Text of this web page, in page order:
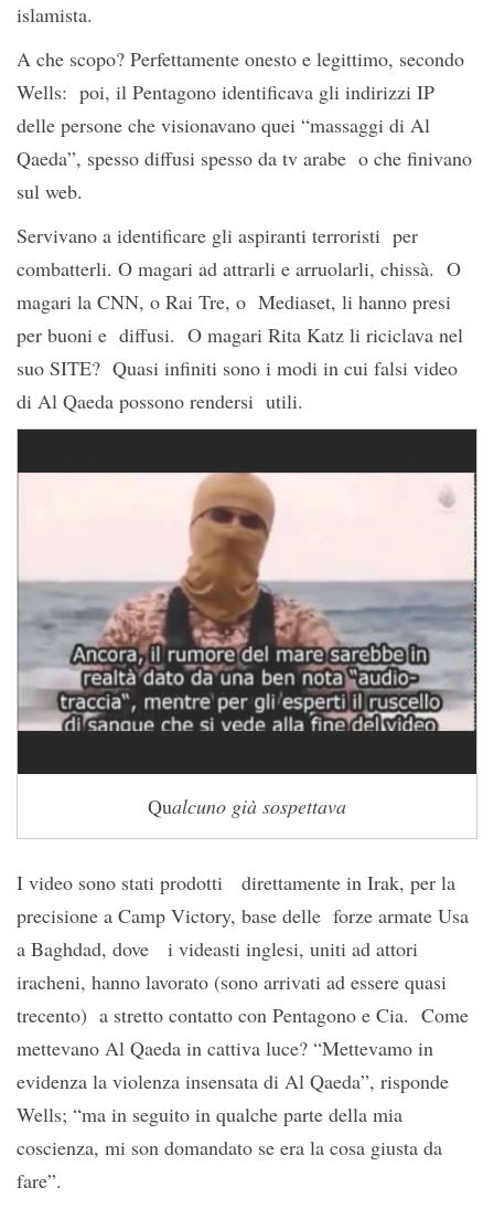
islamista.
A che scopo? Perfettamente onesto e legittimo, secondo
Wells: poi, il Pentagono identificava gli indirizzi IP
delle persone che visionavano quei “massaggi di Al
Qaeda”, spesso diffusi spesso da tv arabe o che finivano
sul web.
Servivano a identificare gli aspiranti terroristi per
combatterli. O magari ad attrarli e arruolarli, chissà. O
magari la CNN, o Rai Tre, o Mediaset, li hanno presi
per buoni e diffusi. O magari Rita Katz li riciclava nel
suo SITE? Quasi infiniti sono i modi in cui falsi video
di Al Qaeda possono rendersi utili.
Qualcuno già sospettava
I video sono stati prodotti direttamente in Irak, per la
precisione a Camp Victory, base delle forze armate Usa
a Baghdad, dove i videasti inglesi, uniti ad attori
iracheni, hanno lavorato (sono arrivati ad essere quasi
trecento) a stretto contatto con Pentagono e Cia. Come
mettevano Al Qaeda in cattiva luce? “Mettevamo in
evidenza la violenza insensata di Al Qaeda”, risponde
Wells; “ma in seguito in qualche parte della mia
coscienza, mi son domandato se era la cosa giusta da
fare”.